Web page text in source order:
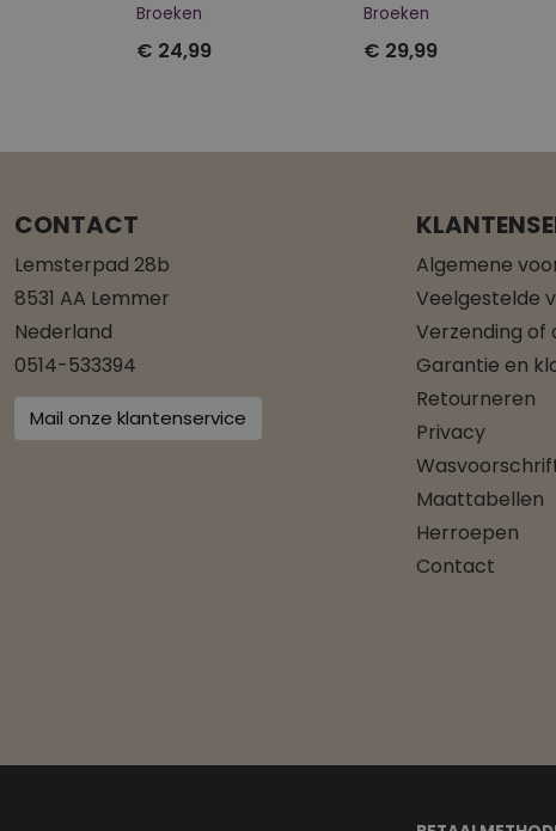
Broeken
€ 24,99
Broeken
€ 29,99
CONTACT
Lemsterpad 28b
8531 AA Lemmer
Nederland
0514-533394
Mail onze klantenservice
Algemene
Veelgestelde
Verzending of
Garantie en
Retourneren
Privacy
Maattabellen
Herroepen
Contact